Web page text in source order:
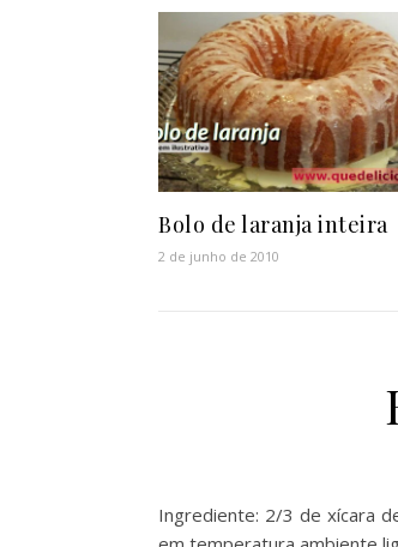
Bolo de laranja inteira
2 de junho de 2010
Ingrediente: 2/3 de xícara